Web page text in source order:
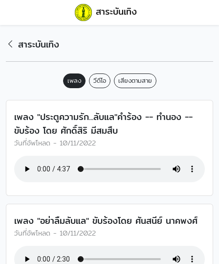
สาระบันเทิง
สาระบันเทิง
เพลง วีดีโอ เสียงตามสาย
เพลง "ประตูความรัก...ลับแล"คำร้อง -- ทำนอง --
ขับร้อง โดย ศักดิ์สิริ มีสมสืบ
วันที่อัพโหลด - 10/11/2022
เพลง "อย่าลืมลับแล" ขับร้องโดย ศันสนีย์ นาคพงศ์
วันที่อัพโหลด - 10/11/2022